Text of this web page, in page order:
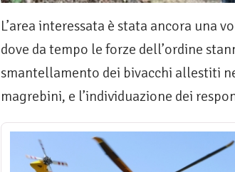
L’area interessata è stata ancora una
dove da tempo le forze dell’ordine
smantellamento dei bivacchi allestiti
magrebini, e l’individuazione dei